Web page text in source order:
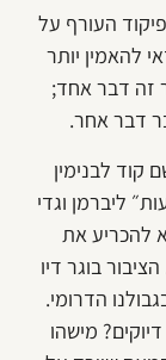
העורף על
להאמין יותר
זה דבר אחד;
דבר אחר.
קוד לבנימין
החמאס״ נתניהו, אביגדור ״48 שעות״ ליברמן וגדי
להכריע את
בוגר דיו
הדרומי.
מישהו